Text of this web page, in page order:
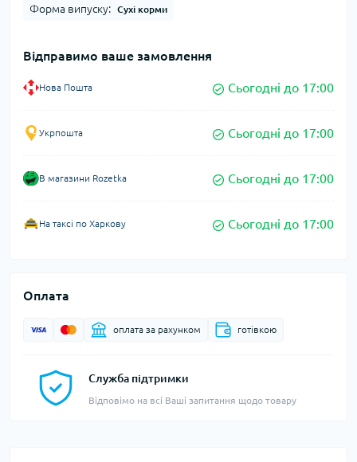
Форма випуску: Сухі корми
Відправимо ваше замовлення
Нова Пошта Сьогодні до 17:00
Укрпошта Сьогодні до 17:00
В магазини Rozetka Сьогодні до 17:00
На таксі по Харкову Сьогодні до 17:00
Оплата
оплата за рахунком готівкою
Служба підтримки
Відповімо на всі Ваші запитання щодо товару